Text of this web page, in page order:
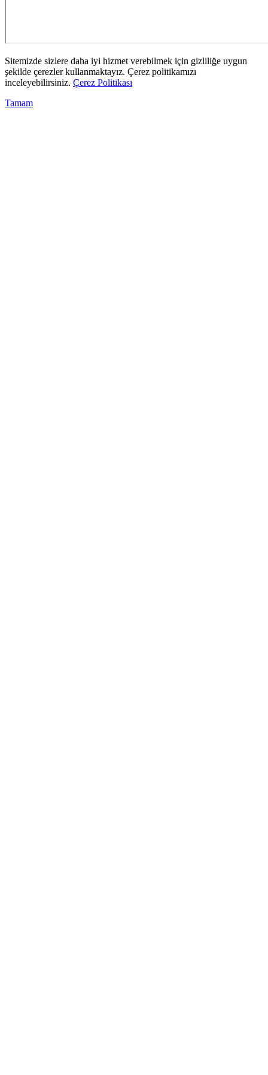
Sitemizde sizlere daha iyi hizmet verebilmek için gizliliğe uygun
şekilde çerezler kullanmaktayız. Çerez politikamızı
inceleyebilirsiniz. Çerez Politikası
Tamam